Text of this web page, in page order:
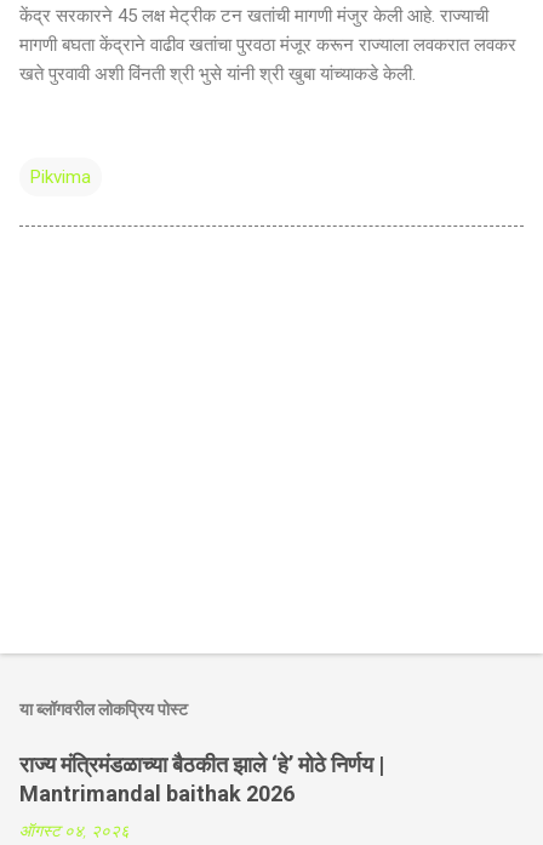
केंद्र सरकारने 45 लक्ष मेट्रीक टन खतांची मागणी मंजुर केली आहे. राज्याची
मागणी बघता केंद्राने वाढीव खतांचा पुरवठा मंजूर करून राज्याला लवकरात लवकर
खते पुरवावी अशी विंनती श्री भुसे यांनी श्री खुबा यांच्याकडे केली.
Pikvima
या ब्लॉगवरील लोकप्रिय पोस्ट
राज्य मंत्रिमंडळाच्या बैठकीत झाले ‘हे’ मोठे निर्णय |
Mantrimandal baithak 2026
ऑगस्ट ०४, २०२६